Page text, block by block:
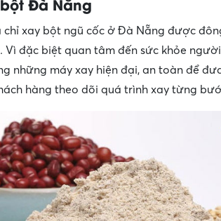
chỉ xay bột ngũ cốc ở Đà Nẵng được
đặc biệt quan tâm đến sức khỏe
những máy xay hiện đại, an toàn để
hàng theo dõi quá trình xay từng